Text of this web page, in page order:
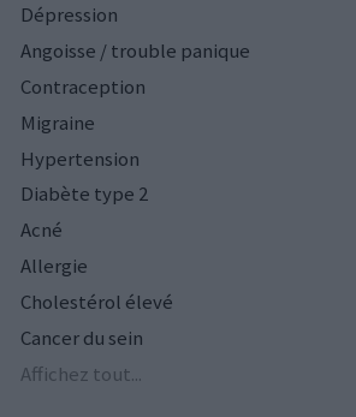
Dépression
Angoisse / trouble panique
Contraception
Migraine
Hypertension
Diabète type 2
Acné
Allergie
Cholestérol élevé
Cancer du sein
Affichez tout...